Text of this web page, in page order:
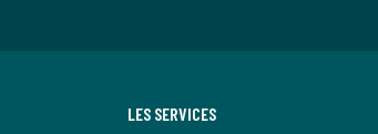
LES SERVICES